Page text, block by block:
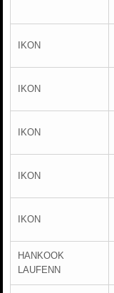
IKON
IKON
IKON
IKON
IKON
HANKOOK
LAUFENN